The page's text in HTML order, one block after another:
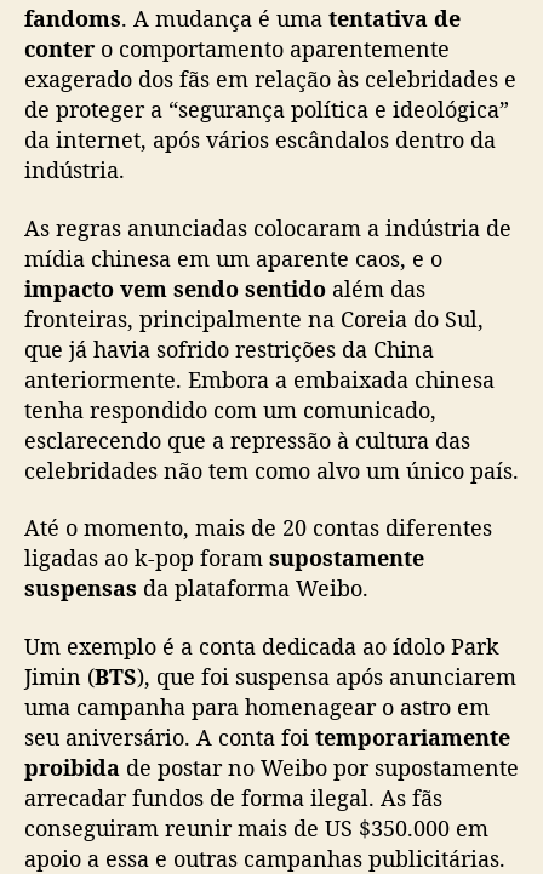
d
e
e
n
t
e
n
i
m
e
n
t
o
fandoms. A mudança é uma tentativa de
conter o comportamento aparentemente
exagerado dos fãs em relação às celebridades e
de proteger a “segurança política e ideológica”
da internet, após vários escândalos dentro da
indústria.
As regras anunciadas colocaram a indústria de
mídia chinesa em um aparente caos, e o
impacto vem sendo sentido além das
fronteiras, principalmente na Coreia do Sul,
que já havia sofrido restrições da China
anteriormente. Embora a embaixada chinesa
tenha respondido com um comunicado,
esclarecendo que a repressão à cultura das
celebridades não tem como alvo um único país.
Até o momento, mais de 20 contas diferentes
ligadas ao k-pop foram supostamente
suspensas da plataforma Weibo.
Um exemplo é a conta dedicada ao ídolo Park
Jimin (BTS), que foi suspensa após anunciarem
uma campanha para homenagear o astro em
seu aniversário. A conta foi temporariamente
proibida de postar no Weibo por supostamente
arrecadar fundos de forma ilegal. As fãs
conseguiram reunir mais de US $350.000 em
apoio a essa e outras campanhas publicitárias.